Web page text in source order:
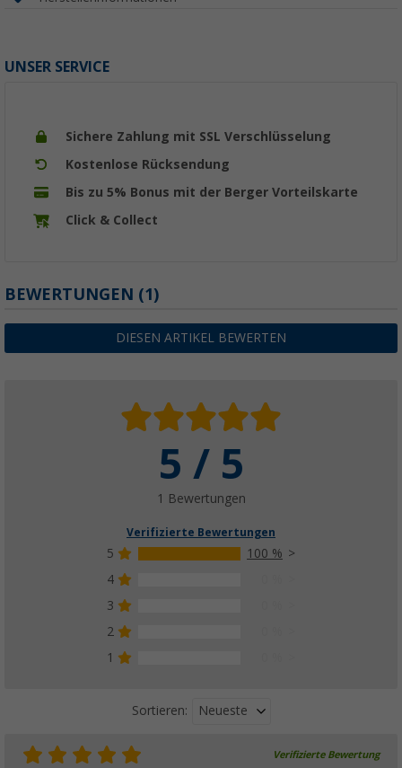
UNSER SERVICE
Sichere Zahlung mit SSL Verschlüsselung
Kostenlose Rücksendung
Bis zu 5% Bonus mit der Berger Vorteilskarte
Click & Collect
BEWERTUNGEN (1)
DIESEN ARTIKEL BEWERTEN
5 / 5
1 Bewertungen
Verifizierte Bewertungen
5
100 %
4
3
2
1
Sortieren: Neueste
Verifizierte Bewertung